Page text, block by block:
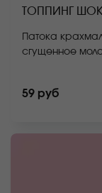
ТОППИНГ
Патока
сгущенное
59 руб